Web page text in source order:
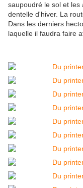
saupoudré le sol et
dentelle d'hiver. La
Dans les derniers
laquelle il faudra faire